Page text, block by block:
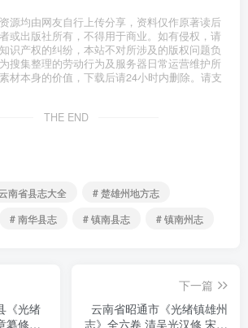
源均由网友自行上传分享，资料仅作原著读后
或出版社所有，不得用于商业。如有侵权，请
识产权的纠纷，本站不对所涉及的版权问题负
搜集整理的劳动行为及服务器日常运营维护所
材本身的价值，下载后请24小时内删除。请支
THE END
南省县志大全
# 楚雄州地方志
# 南华县志 # 镇南县志 # 镇南州志
《光绪
纂修
下一篇
云南省昭通市《光绪镇雄州
志》全六卷 清吴光汉修 宋成